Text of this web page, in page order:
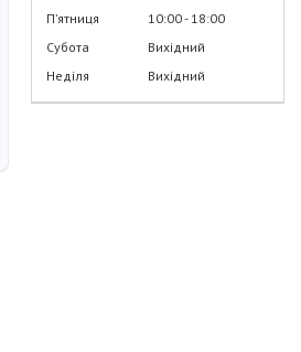
Пʼятниця
10:00 18:00
Субота
Вихідний
Неділя
Вихідний